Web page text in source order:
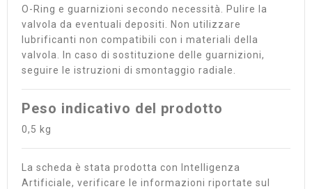
O-Ring e guarnizioni secondo necessità. Pulire la
valvola da eventuali depositi. Non utilizzare
lubrificanti non compatibili con i materiali della
valvola. In caso di sostituzione delle guarnizioni,
seguire le istruzioni di smontaggio radiale.
Peso indicativo del prodotto
0,5 kg
La scheda è stata prodotta con Intelligenza
Artificiale, verificare le informazioni riportate sul